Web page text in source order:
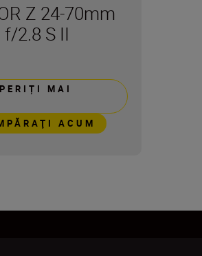
Z 24-70mm
f/2.8 S II
MAI
ACUM